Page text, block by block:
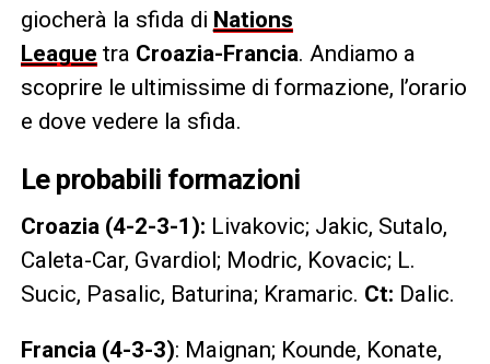
giocherà la sfida di Nations
League tra Croazia-Francia. Andiamo a
scoprire le ultimissime di formazione, l’orario
e dove vedere la sfida.
Le probabili formazioni
Croazia (4-2-3-1): Livakovic; Jakic, Sutalo,
Caleta-Car, Gvardiol; Modric, Kovacic; L.
Sucic, Pasalic, Baturina; Kramaric. Ct: Dalic.
Francia (4-3-3): Maignan; Kounde, Konate,